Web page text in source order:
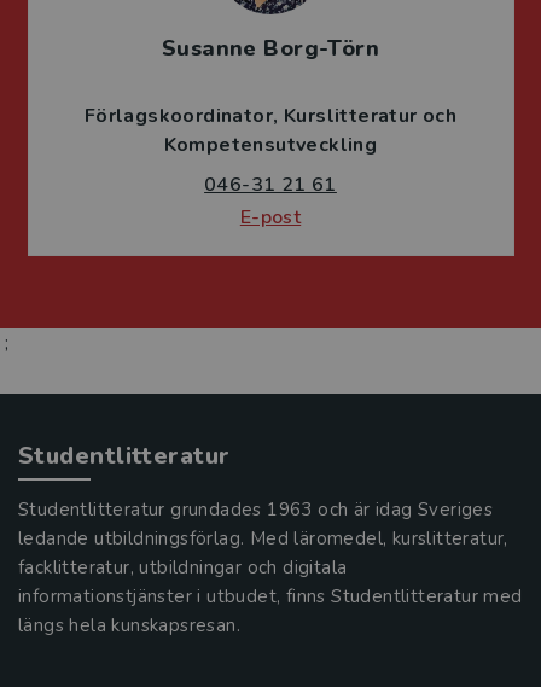
Susanne Borg-Törn
Förlagskoordinator Kurslitteratur och
Kompetensutveckling
046-31 21 61
E-post
;
Studentlitteratur
Studentlitteratur grundades 1963 och är idag Sveriges
ledande utbildningsförlag. Med läromedel, kurslitteratur,
facklitteratur, utbildningar och digitala
informationstjänster i utbudet, finns Studentlitteratur med
längs hela kunskapsresan.